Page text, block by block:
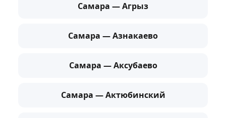
Самара — Агрыз
Самара — Азнакаево
Самара — Аксубаево
Самара — Актюбинский